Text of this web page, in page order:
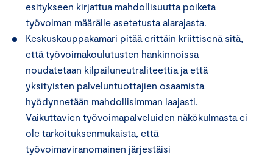
esitykseen kirjattua mahdollisuutta poiketa
työvoiman määrälle asetetusta alarajasta.
Keskuskauppakamari pitää erittäin kriittisenä sitä,
että työvoimakoulutusten hankinnoissa
noudatetaan kilpailuneutraliteettia ja että
yksityisten palveluntuottajien osaamista
hyödynnetään mahdollisimman laajasti.
Vaikuttavien työvoimapalveluiden näkökulmasta ei
ole tarkoituksenmukaista, että
työvoimaviranomainen järjestäisi